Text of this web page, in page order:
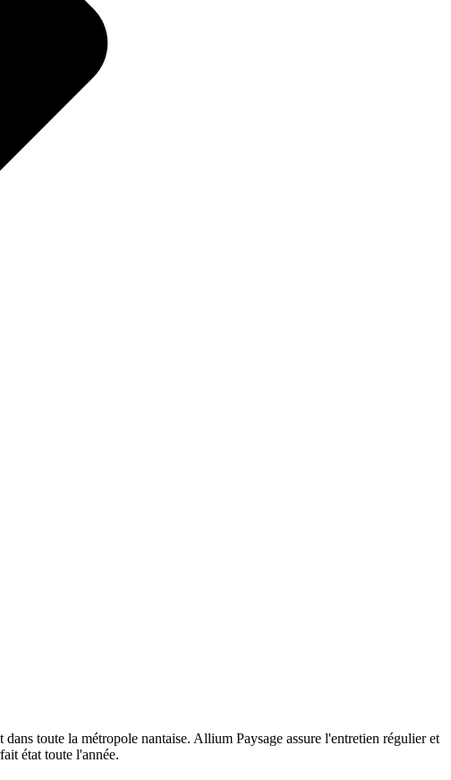
toute la métropole nantaise. Allium Paysage assure l'entretien régulier et
état toute l'année.